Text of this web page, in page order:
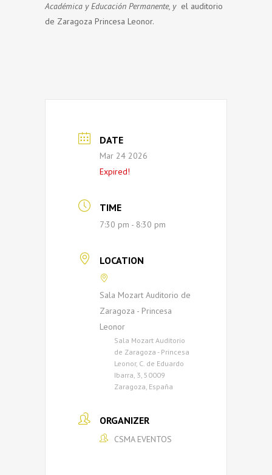
Académica y Educación Permanente, y el auditorio
de Zaragoza Princesa Leonor.
DATE
Mar 24 2026
Expired!
TIME
7:30 pm - 8:30 pm
LOCATION
Sala Mozart Auditorio de
Zaragoza - Princesa
Leonor
Sala Mozart Auditorio
de Zaragoza - Princesa
Leonor, C. de Eduardo
Ibarra, 3, 50009
Zaragoza, España
ORGANIZER
CSMA EVENTOS